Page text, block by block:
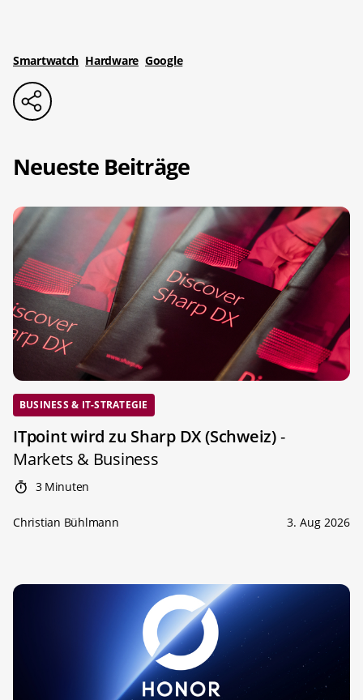
Smartwatch Hardware Google
Neueste Beiträge
BUSINESS & IT-STRATEGIE
ITpoint wird zu Sharp DX (Schweiz)-
Markets & Business
3 Minuten
Christian Bühlmann 3. Aug 2026